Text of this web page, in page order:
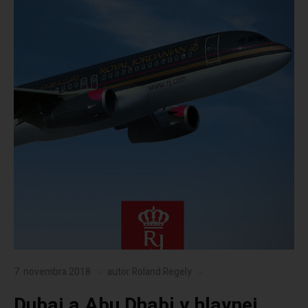
7. novembra 2018 autor Roland Regely